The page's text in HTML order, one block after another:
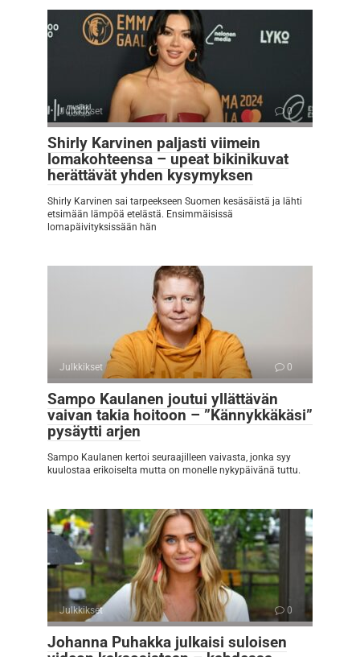
Julkkikset 0
Shirly Karvinen paljasti viimein
lomakohteensa – upeat bikinikuvat
herättävät yhden kysymyksen
Shirly Karvinen sai tarpeekseen Suomen kesäsäistä ja lähti
etsimään lämpöä etelästä. Ensimmäisissä
lomapäivityksissään hän
Julkkikset 0
Sampo Kaulanen joutui yllättävän
vaivan takia hoitoon – ”Kännykkäkäsi”
pysäytti arjen
Sampo Kaulanen kertoi seuraajilleen vaivasta, jonka syy
kuulostaa erikoiselta mutta on monelle nykypäivänä tuttu.
Julkkikset 0
Johanna Puhakka julkaisi suloisen